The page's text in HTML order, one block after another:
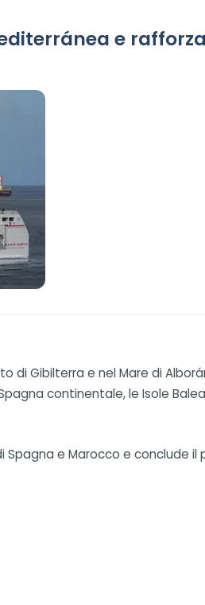
e
Gibilterra e nel Mare di
continentale, le Isole
e Marocco e conclude